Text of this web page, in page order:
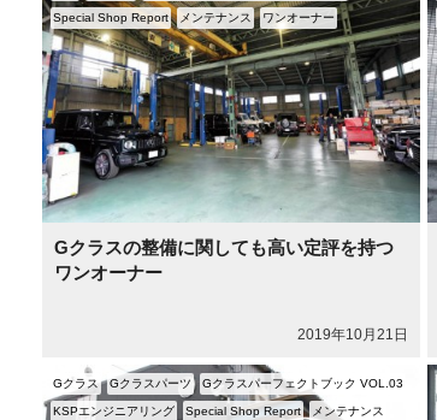
Gクラスの整備に関しても高い定評を持つ
ワンオーナー
2019年10月21日
Special Shop Report メンテナンス ワンオーナー
Gクラス Gクラスパーツ Gクラスパーフェクトブック VOL.03
KSPエンジニアリング Special Shop Report メンテナンス